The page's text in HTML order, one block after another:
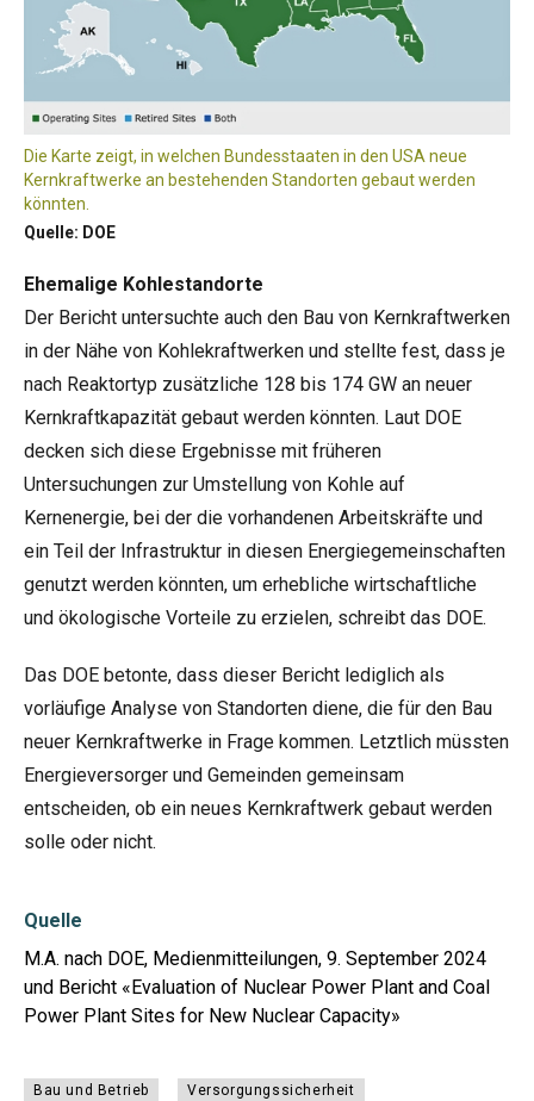
Die Karte zeigt, in welchen Bundesstaaten in den USA neue
Kernkraftwerke an bestehenden Standorten gebaut werden
könnten.
Quelle: DOE
Ehemalige Kohlestandorte
Der Bericht untersuchte auch den Bau von Kernkraftwerken
in der Nähe von Kohlekraftwerken und stellte fest, dass je
nach Reaktortyp zusätzliche 128 bis 174 GW an neuer
Kernkraftkapazität gebaut werden könnten. Laut DOE
decken sich diese Ergebnisse mit früheren
Untersuchungen zur Umstellung von Kohle auf
Kernenergie, bei der die vorhandenen Arbeitskräfte und
ein Teil der Infrastruktur in diesen Energiegemeinschaften
genutzt werden könnten, um erhebliche wirtschaftliche
und ökologische Vorteile zu erzielen, schreibt das DOE.
Das DOE betonte, dass dieser Bericht lediglich als
vorläufige Analyse von Standorten diene, die für den Bau
neuer Kernkraftwerke in Frage kommen. Letztlich müssten
Energieversorger und Gemeinden gemeinsam
entscheiden, ob ein neues Kernkraftwerk gebaut werden
solle oder nicht.
Quelle
M.A. nach DOE, Medienmitteilungen, 9. September 2024
und Bericht «Evaluation of Nuclear Power Plant and Coal
Power Plant Sites for New Nuclear Capacity»
Bau und Betrieb Versorgungssicherheit